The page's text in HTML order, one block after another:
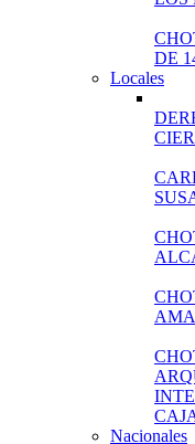
DE
Locales
Nacionales